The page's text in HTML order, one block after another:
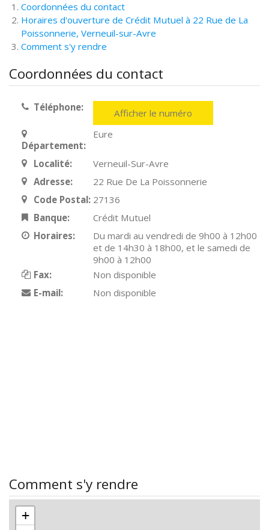
Coordonnées du contact
Horaires d'ouverture de Crédit Mutuel à 22 Rue de La
Poissonnerie, Verneuil-sur-Avre
Comment s'y rendre
Coordonnées du contact
Téléphone: Afficher le numéro
Département:
Eure
Localité:
Verneuil-Sur-Avre
Adresse:
22 Rue De La Poissonnerie
Code Postal: 27136
Banque:
Crédit Mutuel
Horaires:
Du mardi au vendredi de 9h00 à 12h00
et de 14h30 à 18h00, et le samedi de
9h00 à 12h00
Fax:
Non disponible
E-mail:
Non disponible
Comment s'y rendre
+